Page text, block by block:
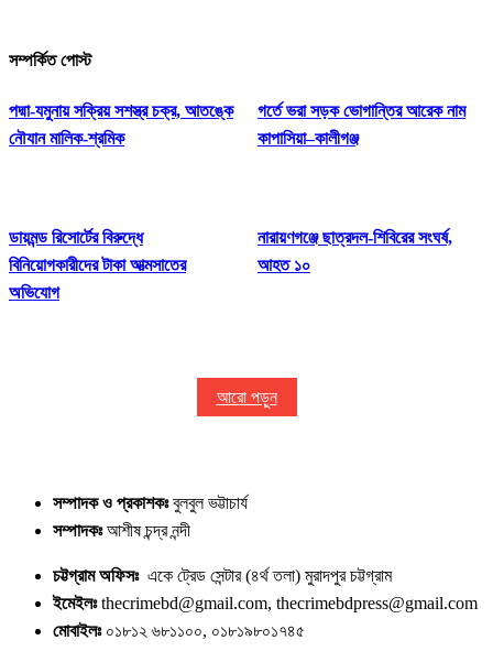
সম্পর্কিত পোস্ট
পদ্মা-যমুনায় সক্রিয় সশস্ত্র চক্র, আতঙ্কে
নৌযান মালিক-শ্রমিক
গর্তে ভরা সড়ক ভোগান্তির আরেক নাম
কাপাসিয়া–কালীগঞ্জ
ডায়মন্ড রিসোর্টের বিরুদ্ধে
বিনিয়োগকারীদের টাকা আত্মসাতের
অভিযোগ
নারায়ণগঞ্জে ছাত্রদল-শিবিরের সংঘর্ষ,
আহত ১০
আরো পড়ুন
সম্পাদক ও প্রকাশকঃবুলবুল ভট্টাচার্য
সম্পাদকঃআশীষ চন্দ্র নন্দী
চট্টগ্রাম অফিসঃএকে ট্রেড সেন্টার (৪র্থ তলা) মুরাদপুর চট্টগ্রাম
ইমেইলঃthecrimebd@gmail.com, thecrimebdpress@gmail.com
মোবাইলঃ০১৮১২ ৬৮১১০০, ০১৮১৯৮০১৭৪৫